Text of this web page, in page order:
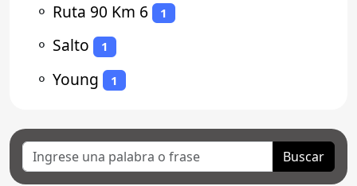
⚬ Ruta 90 Km 6 1
⚬ Salto 1
⚬ Young 1
Buscar